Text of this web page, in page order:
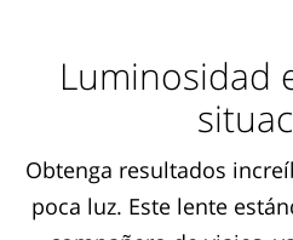
Luminosidad
Obtenga resultados
poca luz. Este lente